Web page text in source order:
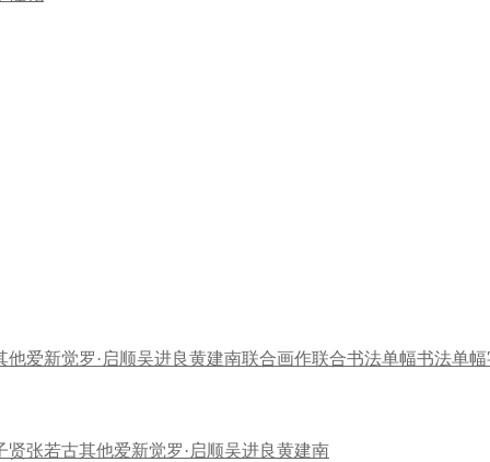
他爱新觉罗·启顺吴进良黄建南联合画作联合书法单幅书法单
贤张若古其他爱新觉罗·启顺吴进良黄建南